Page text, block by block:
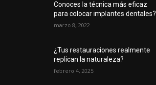
Conoces la técnica más eficaz
para colocar implantes dentales?
marzo 8, 2022
¿Tus restauraciones realmente
replican la naturaleza?
febrero 4, 2025